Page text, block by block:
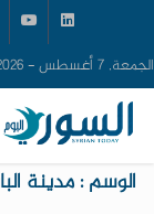
الجمعة, 7 أغسطس - 2026
الوسم : مدينة